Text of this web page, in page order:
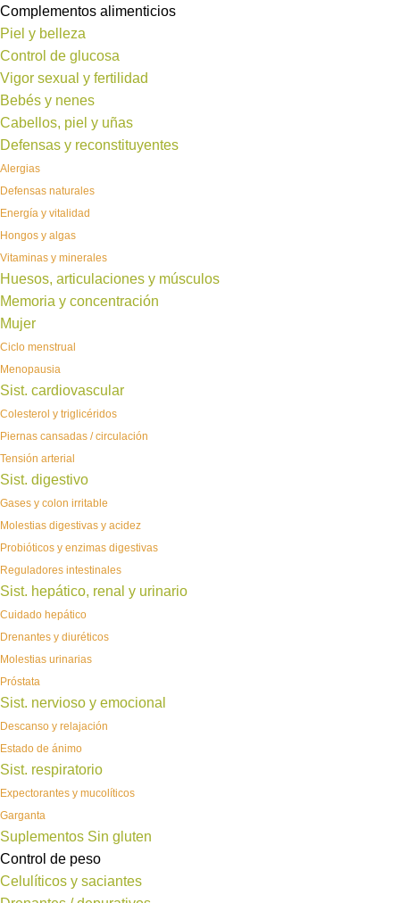
Complementos alimenticios
Piel y belleza
Control de glucosa
Vigor sexual y fertilidad
Bebés y nenes
Cabellos, piel y uñas
Defensas y reconstituyentes
Alergias
Defensas naturales
Energía y vitalidad
Hongos y algas
Vitaminas y minerales
Huesos, articulaciones y músculos
Memoria y concentración
Mujer
Ciclo menstrual
Menopausia
Sist. cardiovascular
Colesterol y triglicéridos
Piernas cansadas / circulación
Tensión arterial
Sist. digestivo
Gases y colon irritable
Molestias digestivas y acidez
Probióticos y enzimas digestivas
Reguladores intestinales
Sist. hepático, renal y urinario
Cuidado hepático
Drenantes y diuréticos
Molestias urinarias
Próstata
Sist. nervioso y emocional
Descanso y relajación
Estado de ánimo
Sist. respiratorio
Expectorantes y mucolíticos
Garganta
Suplementos Sin gluten
Control de peso
Celulíticos y saciantes